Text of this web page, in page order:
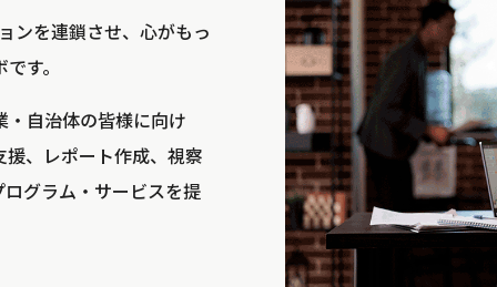
ンを連鎖させ、心がもっ
す。
・自治体の皆様に向け
、レポート作成、視察
グラム・サービスを提